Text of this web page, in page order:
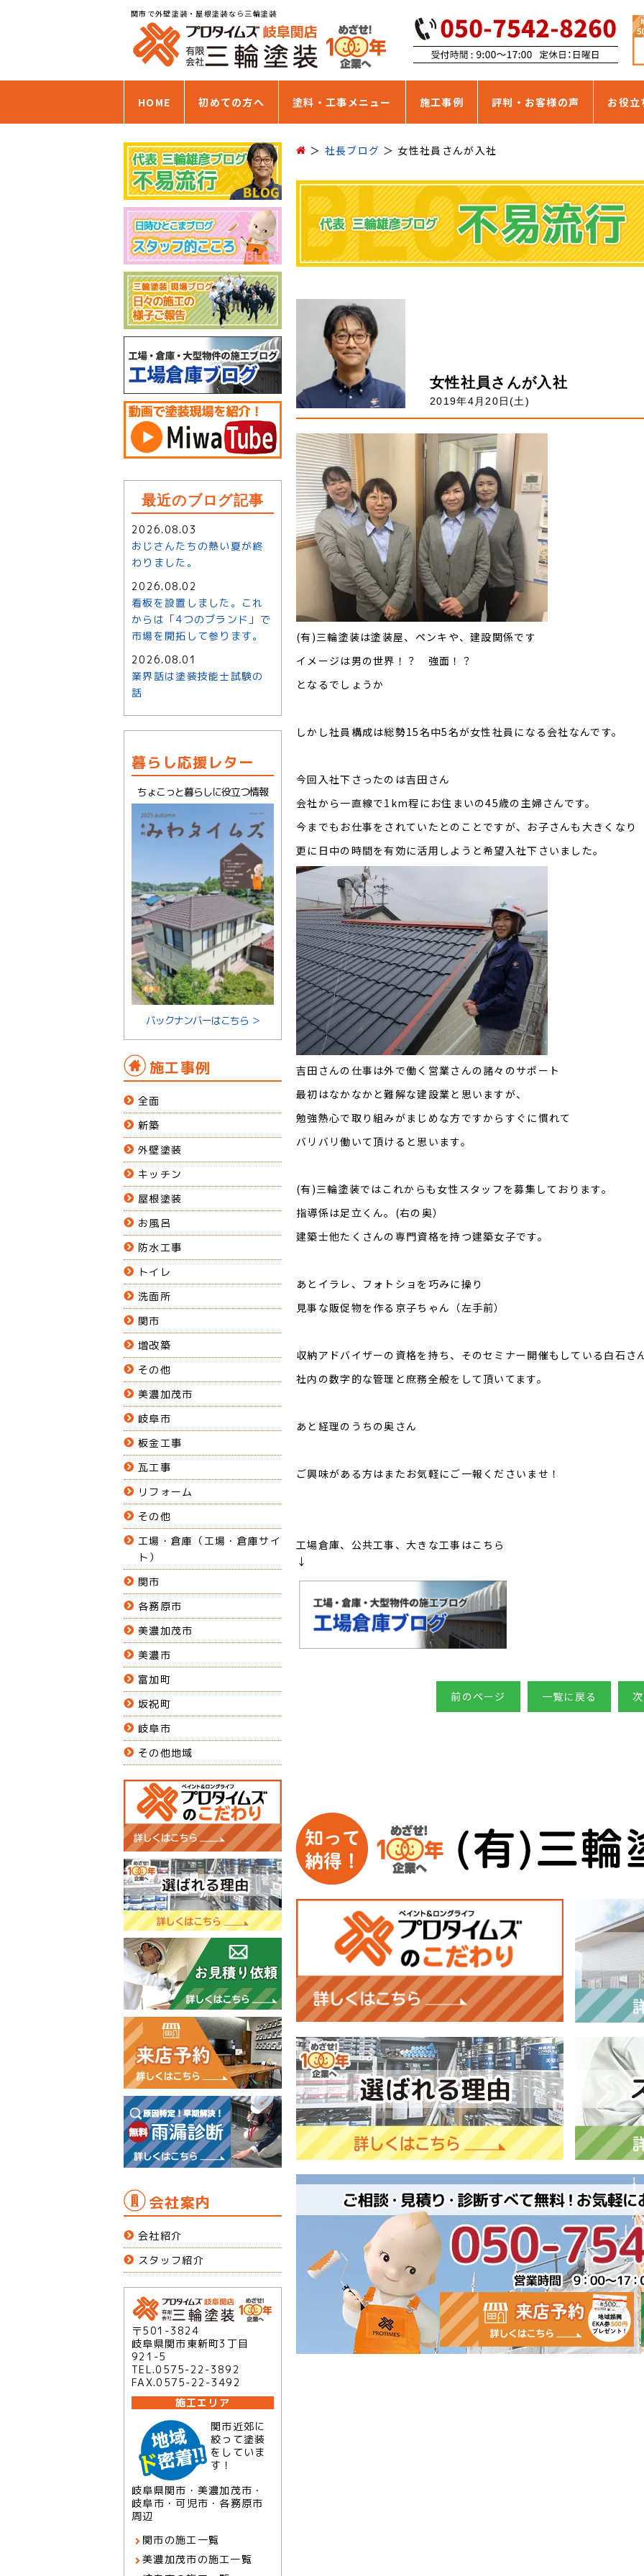
関市で外壁塗装・屋根塗装なら三輪塗装
HOME 初めての方へ 塗料・工事メニュー 施工事例 評判・お客様の声 お役立
社長ブログ 女性社員さんが入社
女性社員さんが入社
2019年4月20日(土)
(有)三輪塗装は塗装屋、ペンキや、建設関係です
イメージは男の世界！？ 強面！？
となるでしょうか
しかし社員構成は総勢15名中5名が女性社員になる会社なんです。
今回入社下さったのは吉田さん
会社から一直線で1km程にお住まいの45歳の主婦さんです。
今までもお仕事をされていたとのことですが、お子さんも大きくなり
更に日中の時間を有効に活用しようと希望入社下さいました。
吉田さんの仕事は外で働く営業さんの諸々のサポート
最初はなかなかと難解な建設業と思いますが、
勉強熱心で取り組みがまじめな方ですからすぐに慣れて
バリバリ働いて頂けると思います。
(有)三輪塗装ではこれからも女性スタッフを募集しております。
指導係は足立くん。(右の奥）
建築士他たくさんの専門資格を持つ建築女子です。
あとイラレ、フォトショを巧みに操り
見事な販促物を作る京子ちゃん（左手前）
収納アドバイザーの資格を持ち、そのセミナー開催もしている白石さ
社内の数字的な管理と庶務全般をして頂いてます。
あと経理のうちの奥さん
ご興味がある方はまたお気軽にご一報くださいませ！
工場倉庫、公共工事、大きな工事はこちら
↓
前のページ 一覧に戻る
最近のブログ記事
2026.08.03
おじさんたちの熱い夏が終
わりました。
2026.08.02
看板を設置しました。これ
からは「4つのブランド」で
市場を開拓して参ります。
2026.08.01
業界話は塗装技能士試験の
話
暮らし応援レター
ちょこっと暮らしに役立つ情報
バックナンバーはこちら ＞
施工事例
全面
新築
外壁塗装
キッチン
屋根塗装
お風呂
防水工事
トイレ
洗面所
関市
増改築
その他
美濃加茂市
岐阜市
板金工事
瓦工事
リフォーム
その他
工場・倉庫（工場・倉庫サイ
ト）
関市
各務原市
美濃加茂市
美濃市
富加町
坂祝町
岐阜市
その他地域
会社案内
会社紹介
スタッフ紹介
〒501-3824
岐阜県関市東新町3丁目
921-5
TEL.0575-22-3892
FAX.0575-22-3492
施工エリア
関市近郊に
絞って塗装
をしていま
す！
岐阜県関市・美濃加茂市・
岐阜市・可児市・各務原市
周辺
関市の施工一覧
美濃加茂市の施工一覧